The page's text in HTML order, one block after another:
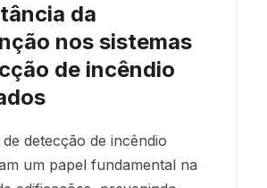
da
nos sistemas
de incêndio
de detecção de incêndio
um papel fundamental na